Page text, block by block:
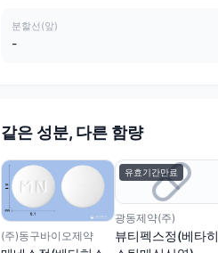
분할선(앞)
-
같은 성분, 다른 함량
(주)동구바이오제약
유효기간만료
광동제약(주)
뷰티펙스정(베타히